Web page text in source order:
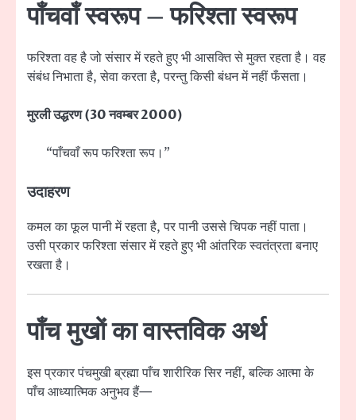
पाँचवाँ स्वरूप – फरिश्ता स्वरूप
फरिश्ता वह है जो संसार में रहते हुए भी आसक्ति से मुक्त रहता है। वह
संबंध निभाता है, सेवा करता है, परन्तु किसी बंधन में नहीं फँसता।
मुरली उद्धरण (30 नवम्बर 2000)
“पाँचवाँ रूप फरिश्ता रूप।”
उदाहरण
कमल का फूल पानी में रहता है, पर पानी उससे चिपक नहीं पाता।
उसी प्रकार फरिश्ता संसार में रहते हुए भी आंतरिक स्वतंत्रता बनाए
रखता है।
पाँच मुखों का वास्तविक अर्थ
इस प्रकार पंचमुखी ब्रह्मा पाँच शारीरिक सिर नहीं, बल्कि आत्मा के
पाँच आध्यात्मिक अनुभव हैं—